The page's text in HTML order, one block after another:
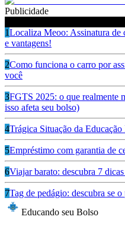
Publicidade
1Localiza Meoo: Assinatura de
e vantagens!
2Como funciona o carro por
você
3FGTS 2025: o que realmente
isso afeta seu bolso)
4Trágica Situação da
5Empréstimo com garantia de
6Viajar barato: descubra 7
7Tag de pedágio: descubra se
Educando seu Bolso